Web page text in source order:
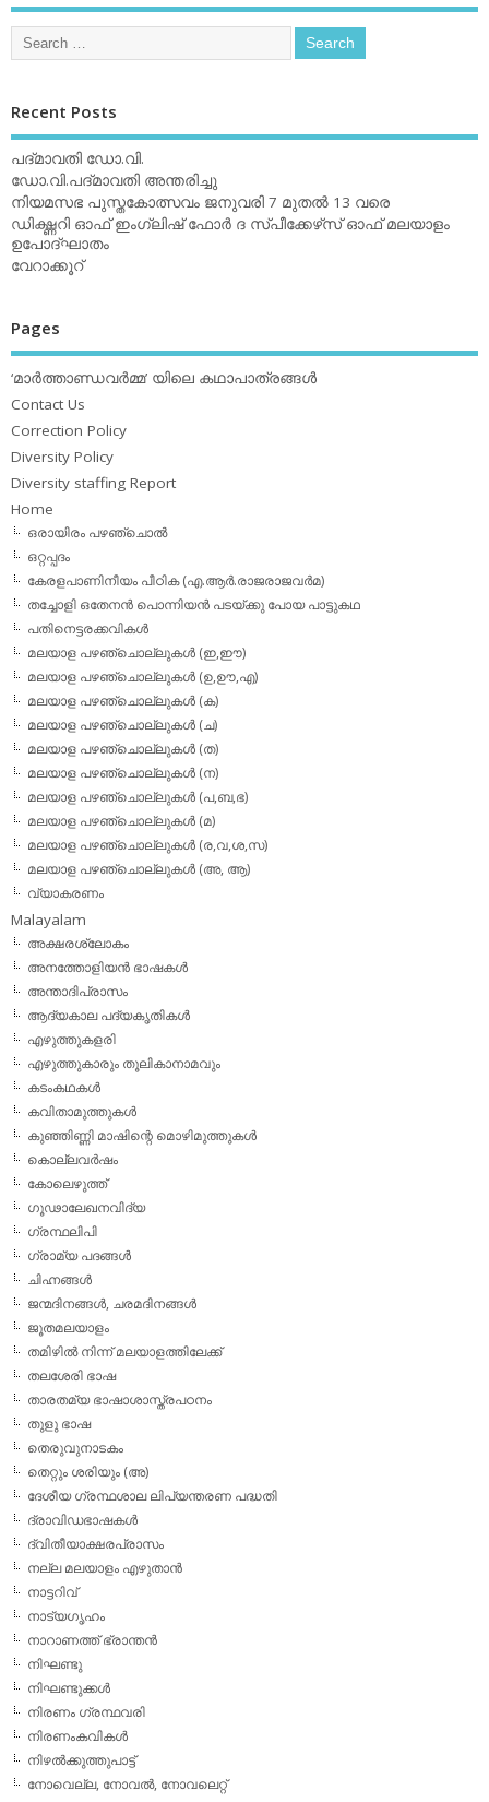
Recent Posts
പദ്മാവതി ഡോ.വി.
ഡോ.വി.പദ്മാവതി അന്തരിച്ചു
നിയമസഭ പുസ്തകോത്സവം ജനുവരി 7 മുതല്‍ 13 വരെ
ഡിക്ഷ്ണറി ഓഫ് ഇംഗ്ലിഷ് ഫോര്‍ ദ സ്പീക്കേഴ്‌സ് ഓഫ് മലയാളം
ഉപോദ്ഘാതം
വേറാക്കൂറ്
Pages
‘മാര്‍ത്താണ്ഡവര്‍മ്മ’ യിലെ കഥാപാത്രങ്ങള്‍
Contact Us
Correction Policy
Diversity Policy
Diversity staffing Report
Home
ഒരായിരം പഴഞ്ചൊല്‍
ഒറ്റപ്പദം
കേരളപാണിനീയം പീഠിക (എ.ആര്‍.രാജരാജവര്‍മ)
തച്ചോളി ഒതേനൻ പൊന്നിയൻ പടയ്‌ക്കു പോയ പാട്ടുകഥ
പതിനെട്ടരക്കവികള്‍
മലയാള പഴഞ്ചൊല്ലുകള്‍ (ഇ,ഈ)
മലയാള പഴഞ്ചൊല്ലുകള്‍ (ഉ,ഊ,എ)
മലയാള പഴഞ്ചൊല്ലുകള്‍ (ക)
മലയാള പഴഞ്ചൊല്ലുകള്‍ (ച)
മലയാള പഴഞ്ചൊല്ലുകള്‍ (ത)
മലയാള പഴഞ്ചൊല്ലുകള്‍ (ന)
മലയാള പഴഞ്ചൊല്ലുകള്‍ (പ,ബ,ഭ)
മലയാള പഴഞ്ചൊല്ലുകള്‍ (മ)
മലയാള പഴഞ്ചൊല്ലുകള്‍ (ര,വ,ശ,സ)
മലയാള പഴഞ്ചൊല്ലുകൾ (അ, ആ)
വ്യാകരണം
Malayalam
അക്ഷരശ്ലോകം
അനത്തോളിയന്‍ ഭാഷകള്‍
അന്താദിപ്രാസം
ആദ്യകാല പദ്യകൃതികള്‍
എഴുത്തുകളരി
എഴുത്തുകാരും തൂലികാനാമവും
കടംകഥകള്‍
കവിതാമുത്തുകള്‍
കുഞ്ഞിണ്ണി മാഷിന്റെ മൊഴിമുത്തുകള്‍
കൊല്ലവര്‍ഷം
കോലെഴുത്ത്
ഗൂഢാലേഖനവിദ്യ
ഗ്രന്ഥലിപി
ഗ്രാമ്യ പദങ്ങള്‍
ചിഹ്നങ്ങള്‍
ജന്മദിനങ്ങള്‍, ചരമദിനങ്ങള്‍
ജൂതമലയാളം
തമിഴില്‍ നിന്ന് മലയാളത്തിലേക്ക്
തലശേരി ഭാഷ
താരതമ്യ ഭാഷാശാസ്ത്രപഠനം
തുളു ഭാഷ
തെരുവുനാടകം
തെറ്റും ശരിയും (അ)
ദേശീയ ഗ്രന്ഥശാല ലിപ്യന്തരണ പദ്ധതി
ദ്രാവിഡഭാഷകള്‍
ദ്വിതീയാക്ഷരപ്രാസം
നല്ല മലയാളം എഴുതാന്‍
നാട്ടറിവ്
നാട്യഗൃഹം
നാറാണത്ത് ഭ്രാന്തന്‍
നിഘണ്ടു
നിഘണ്ടുക്കള്‍
നിരണം ഗ്രന്ഥവരി
നിരണംകവികള്‍
നിഴല്‍ക്കുത്തുപാട്ട്
നോവെല്ല, നോവല്‍, നോവലെറ്റ്